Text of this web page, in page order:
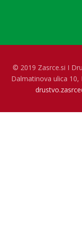
© 2019 Zasrce.si I
Dalmatinova ulica 10,